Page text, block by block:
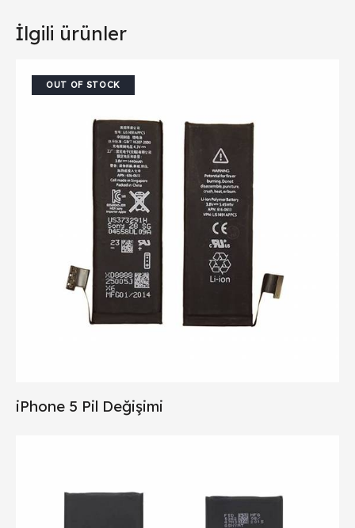
İlgili ürünler
OUT OF STOCK
iPhone 5 Pil Değişimi